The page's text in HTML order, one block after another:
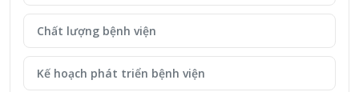
Chất lượng bệnh viện
Kế hoạch phát triển bệnh viện